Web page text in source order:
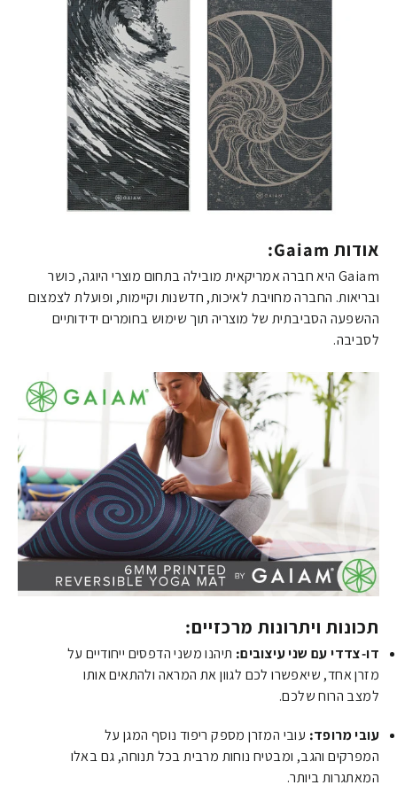
אודות Gaiam:
Gaiam היא חברה אמריקאית מובילה בתחום מוצרי היוגה, כושר
ובריאות. החברה מחויבת לאיכות, חדשנות וקיימות, ופועלת לצמצום
ההשפעה הסביבתית של מוצריה תוך שימוש בחומרים ידידותיים
לסביבה.
תכונות ויתרונות מרכזיים:
דו-צדדי עם שני עיצובים: תיהנו משני הדפסים ייחודיים על
מזרן אחד, שיאפשרו לכם לגוון את המראה ולהתאים אותו
למצב הרוח שלכם.
עובי מרופד: עובי המזרן מספק ריפוד נוסף המגן על
המפרקים והגב, ומבטיח נוחות מרבית בכל תנוחה, גם באלו
המאתגרות ביותר.